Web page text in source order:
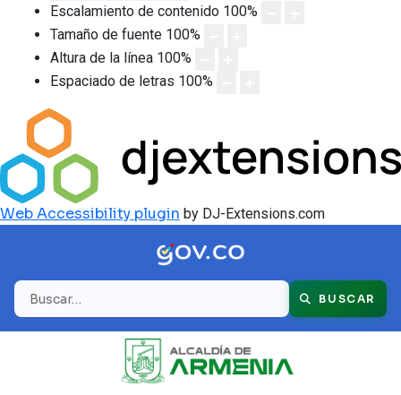
Escalamiento de contenido 100%
Tamaño de fuente 100%
Altura de la línea 100%
Espaciado de letras 100%
Web Accessibility plugin by DJ-Extensions.com
Buscar BUSCAR